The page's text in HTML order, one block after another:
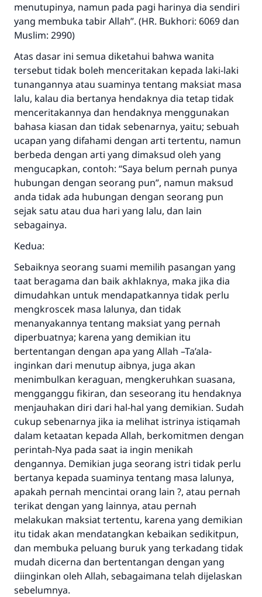
menutupinya, namun pada pagi harinya dia sendiri
yang membuka tabir Allah”. (HR. Bukhori: 6069 dan
Muslim: 2990)
Atas dasar ini semua diketahui bahwa wanita
tersebut tidak boleh menceritakan kepada laki-laki
tunangannya atau suaminya tentang maksiat masa
lalu, kalau dia bertanya hendaknya dia tetap tidak
menceritakannya dan hendaknya menggunakan
bahasa kiasan dan tidak sebenarnya, yaitu; sebuah
ucapan yang difahami dengan arti tertentu, namun
berbeda dengan arti yang dimaksud oleh yang
mengucapkan, contoh: “Saya belum pernah punya
hubungan dengan seorang pun”, namun maksud
anda tidak ada hubungan dengan seorang pun
sejak satu atau dua hari yang lalu, dan lain
sebagainya.
Kedua:
Sebaiknya seorang suami memilih pasangan yang
taat beragama dan baik akhlaknya, maka jika dia
dimudahkan untuk mendapatkannya tidak perlu
mengkroscek masa lalunya, dan tidak
menanyakannya tentang maksiat yang pernah
diperbuatnya; karena yang demikian itu
bertentangan dengan apa yang Allah –Ta’ala-
inginkan dari menutup aibnya, juga akan
menimbulkan keraguan, mengkeruhkan suasana,
mengganggu fikiran, dan seseorang itu hendaknya
menjauhakan diri dari hal-hal yang demikian. Sudah
cukup sebenarnya jika ia melihat istrinya istiqamah
dalam ketaatan kepada Allah, berkomitmen dengan
perintah-Nya pada saat ia ingin menikah
dengannya. Demikian juga seorang istri tidak perlu
bertanya kepada suaminya tentang masa lalunya,
apakah pernah mencintai orang lain ?, atau pernah
terikat dengan yang lainnya, atau pernah
melakukan maksiat tertentu, karena yang demikian
itu tidak akan mendatangkan kebaikan sedikitpun,
dan membuka peluang buruk yang terkadang tidak
mudah dicerna dan bertentangan dengan yang
diinginkan oleh Allah, sebagaimana telah dijelaskan
sebelumnya.